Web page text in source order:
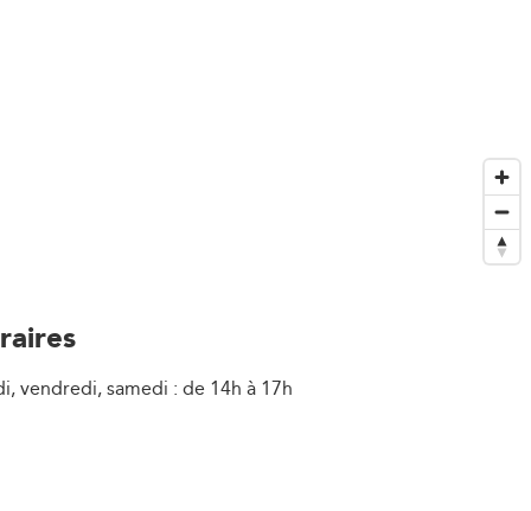
vendredi, samedi : de 14h à 17h